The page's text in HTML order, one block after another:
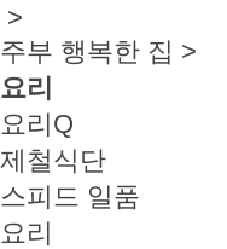
>
주부 행복한 집 >
요리
요리Q
제철식단
스피드 일품
요리